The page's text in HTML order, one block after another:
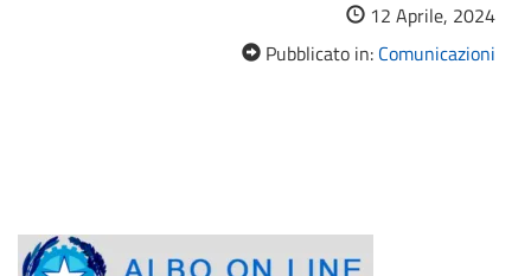
12 Aprile, 2024
Pubblicato in: Comunicazioni